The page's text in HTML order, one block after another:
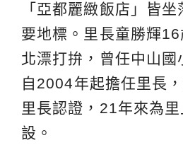
「亞都麗緻飯店」皆
要地標。里長童勝輝16
北漂打拚，曾任中山國
自2004年起擔任里長
里長認證，21年來為
設。